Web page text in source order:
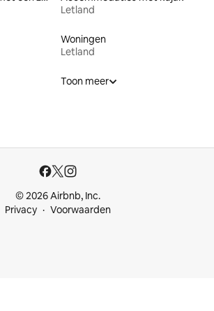
Letland
Woningen
Letland
Toon meer
© 2026 Airbnb, Inc.
Privacy
Voorwaarden